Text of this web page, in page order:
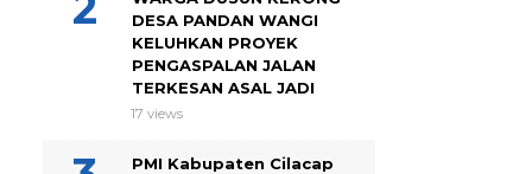
DESA PANDAN WANGI
KELUHKAN PROYEK
PENGASPALAN JALAN
TERKESAN ASAL JADI
17 views
PMI Kabupaten Cilacap